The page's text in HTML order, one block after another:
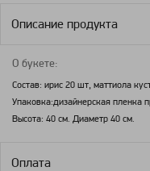
Описание продукта
О букете:
Состав: ирис 20 шт, маттиола
Упаковка:дизайнерская пленка
Высота: 40 см. Диаметр 40 см.
Оплата